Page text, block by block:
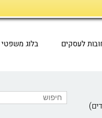
לעסקים בלוג משפטי